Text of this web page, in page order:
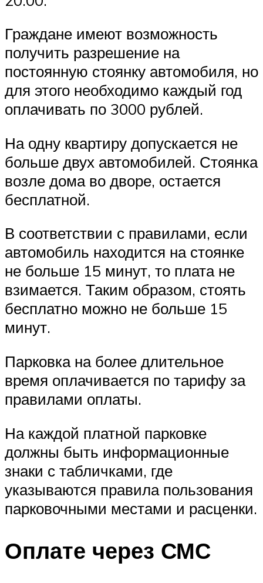
Граждане имеют возможность
получить разрешение на
постоянную стоянку автомобиля, но
для этого необходимо каждый год
оплачивать по 3000 рублей.
На одну квартиру допускается не
больше двух автомобилей. Стоянка
возле дома во дворе, остается
бесплатной.
В соответствии с правилами, если
автомобиль находится на стоянке
не больше 15 минут, то плата не
взимается. Таким образом, стоять
бесплатно можно не больше 15
минут.
Парковка на более длительное
время оплачивается по тарифу за
правилами оплаты.
На каждой платной парковке
должны быть информационные
знаки с табличками, где
указываются правила пользования
парковочными местами и расценки.
Оплате через СМС